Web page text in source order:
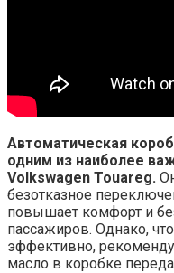
Автоматическая
одним из наиболее
Volkswagen Touareg.
безотказное
повышает комфорт и
пассажиров. Однако,
эффективно,
масло в коробке